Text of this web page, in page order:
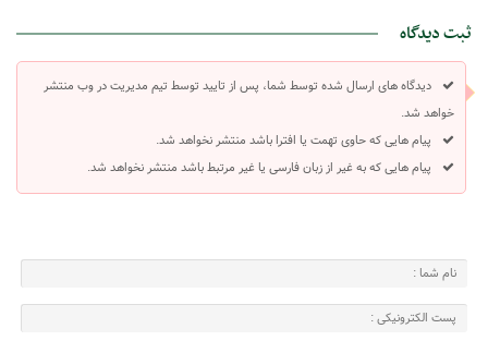
ثبت دیدگاه
دیدگاه های ارسال شده توسط شما، پس از تایید توسط تیم مدیریت در وب منتشر
خواهد شد.
پیام هایی که حاوی تهمت یا افترا باشد منتشر نخواهد شد.
پیام هایی که به غیر از زبان فارسی یا غیر مرتبط باشد منتشر نخواهد شد.